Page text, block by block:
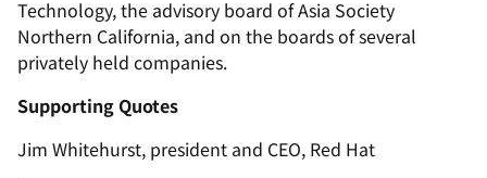
Technology, the advisory board of Asia Society
Northern California, and on the boards of several
privately held companies.
Supporting Quotes
Jim Whitehurst, president and CEO, Red Hat